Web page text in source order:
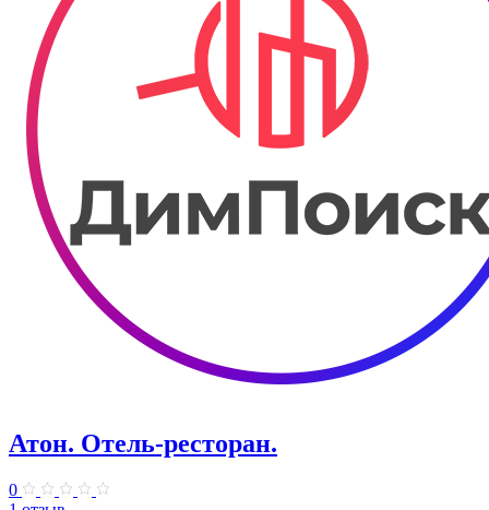
Атон. Отель-ресторан.
0